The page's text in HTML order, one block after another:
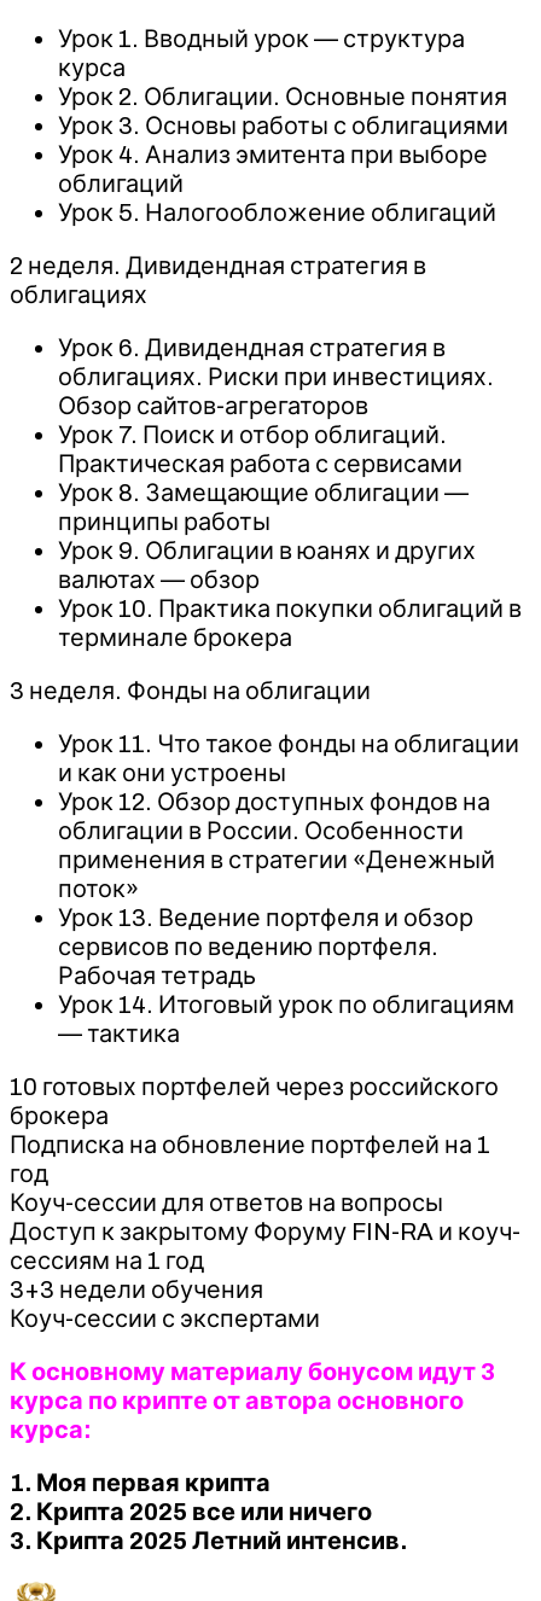
Урок 1. Вводный урок — структура
курса
Урок 2. Облигации. Основные понятия
Урок 3. Основы работы с облигациями
Урок 4. Анализ эмитента при выборе
облигаций
Урок 5. Налогообложение облигаций
2 неделя. Дивидендная стратегия в
облигациях
Урок 6. Дивидендная стратегия в
облигациях. Риски при инвестициях.
Обзор сайтов-агрегаторов
Урок 7. Поиск и отбор облигаций.
Практическая работа с сервисами
Урок 8. Замещающие облигации —
принципы работы
Урок 9. Облигации в юанях и других
валютах — обзор
Урок 10. Практика покупки облигаций в
терминале брокера
3 неделя. Фонды на облигации
Урок 11. Что такое фонды на облигации
и как они устроены
Урок 12. Обзор доступных фондов на
облигации в России. Особенности
применения в стратегии «Денежный
поток»
Урок 13. Ведение портфеля и обзор
сервисов по ведению портфеля.
Рабочая тетрадь
Урок 14. Итоговый урок по облигациям
— тактика
10 готовых портфелей через российского
брокера
Подписка на обновление портфелей на 1
год
Коуч-сессии для ответов на вопросы
Доступ к закрытому Форуму FIN-RA и коуч-
сессиям на 1 год
3+3 недели обучения
Коуч-сессии с экспертами
К основному материалу бонусом идут 3
курса по крипте от автора основного
курса:
1. Моя первая крипта
2. Крипта 2025 все или ничего
3. Крипта 2025 Летний интенсив.